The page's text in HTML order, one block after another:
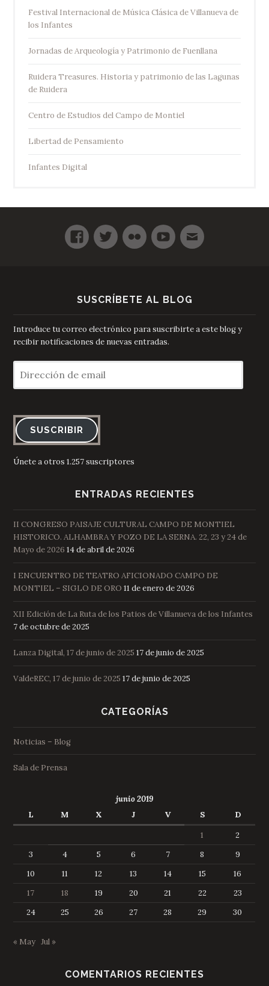
Festival Internacional de Música Clásica de Villanueva de
los Infantes
Jornadas de Arqueología y Patrimonio de Fuenllana
Ruidera Treasures. Historia y patrimonio de las Lagunas
de Ruidera
Centro de Estudios del Campo de Montiel
Libertad de Pensamiento
Infantes Digital
SUSCRÍBETE AL BLOG
Introduce tu correo electrónico para suscribirte a este blog y
recibir notificaciones de nuevas entradas.
de
email
SUSCRIBIR
Únete a otros 1.257 suscriptores
ENTRADAS RECIENTES
II CONGRESO PAISAJE CULTURAL CAMPO DE MONTIEL
HISTORICO. ALHAMBRA Y POZO DE LA SERNA. 22, 23 y 24 de
Mayo de 2026 14 de abril de 2026
I ENCUENTRO DE TEATRO AFICIONADO CAMPO DE
MONTIEL – SIGLO DE ORO 11 de enero de 2026
XII Edición de La Ruta de los Patios de Villanueva de los Infantes
7 de octubre de 2025
Lanza Digital, 17 de junio de 2025 17 de junio de 2025
ValdeREC, 17 de junio de 2025 17 de junio de 2025
CATEGORÍAS
Noticias – Blog
Sala de Prensa
junio 2019
L
M X J V S
D
1
2
3
4 5 6 7 8
9
10
11 12 13 14 15
16
17
18 19 20 21 22
23
24
25 26 27 28 29 30
« May Jul »
COMENTARIOS RECIENTES